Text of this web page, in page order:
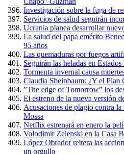
Investigación sobre la fuga de
Servicios de salud seguirán
Ucrania planea desarrollar
La salud del papa emérito
95 años
Las quemaduras por fuegos
Seguirán las heladas en
Tormenta invernal causa
Claudia Sheinbaum: ¿Y el Plan
”The edge of Tomorrow” los
El estreno de la nueva versión
Acusaciones de plagio contra
Mossa
Netflix estrenará en enero la
Volodimir Zelenski en la Casa
López Obrador reitera las
un orgullo